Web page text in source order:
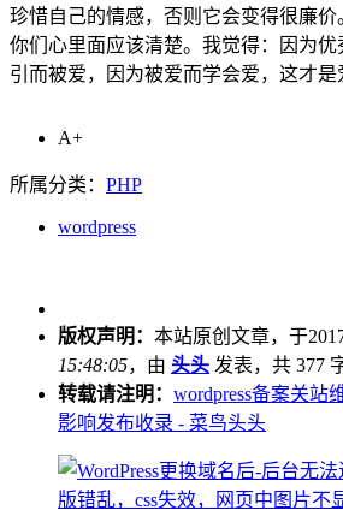
珍惜自己的情感，否则它会变得很廉
你们心里面应该清楚。我觉得：因为
引而被爱，因为被爱而学会爱，这才是
A+
所属分类： PHP
wordpress
版权声明： 本站原创文章，于
15:48:05，由 头头 发表，共 377
转载请注明： wordpress备案关站
影响发布收录 - 菜鸟头头